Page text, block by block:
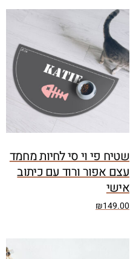
שטיח פי וי סי לחיות מחמד
עצם אפור ורוד עם כיתוב
אישי
₪149.00